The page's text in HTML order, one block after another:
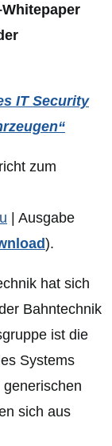
IT Security
zum
| Ausgabe
).
hat sich
Bahntechnik
ist die
Systems
sich aus